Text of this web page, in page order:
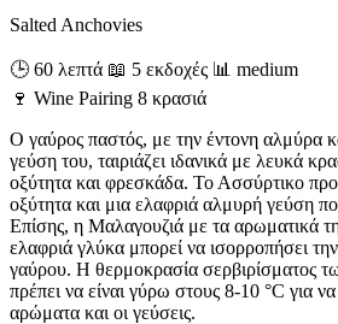
Salted Anchovies
🕒 60 λεπτά 📖 5 εκδοχές 📊 medium
🍷 Wine Pairing 8 κρασιά
Ο γαύρος παστός, με την έντονη αλμύρα
γεύση του, ταιριάζει ιδανικά με λευκά
οξύτητα και φρεσκάδα. Το Ασσύρτικο
οξύτητα και μια ελαφριά αλμυρή γεύση
Επίσης, η Μαλαγουζιά με τα αρωματικά
ελαφριά γλύκα μπορεί να ισορροπήσει
γαύρου. Η θερμοκρασία σερβιρίσματος
πρέπει να είναι γύρω στους 8-10 °C για
αρώματα και οι γεύσεις.